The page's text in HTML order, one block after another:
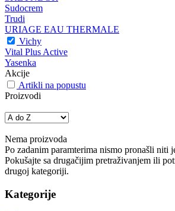
Sudocrem
Trudi
URIAGE EAU THERMALE
Vichy
Vital Plus Active
Yasenka
Akcije
Artikli na popustu
Proizvodi
Nema proizvoda
Po zadanim paramterima nismo pronašli niti
Pokušajte sa drugačijim pretraživanjem ili
drugoj kategoriji.
Kategorije